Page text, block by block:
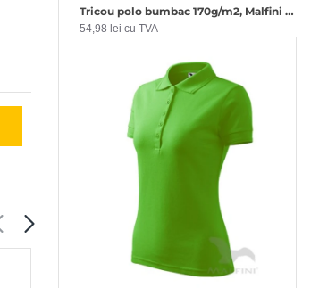
Tricou polo bumbac 170g/m2, Malfini Cotton 212 Alb
54,98 lei cu TVA